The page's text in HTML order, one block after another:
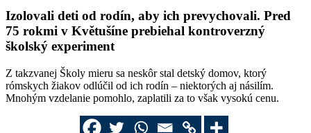
Izolovali deti od rodín, aby ich prevychovali. Pred
75 rokmi v Květušíne prebiehal kontroverzný
školský experiment
Z takzvanej Školy mieru sa neskôr stal detský domov, ktorý
rómskych žiakov odlúčil od ich rodín – niektorých aj násilím.
Mnohým vzdelanie pomohlo, zaplatili za to však vysokú cenu.